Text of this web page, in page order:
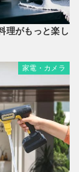
理がもっと楽し
家電・カメラ